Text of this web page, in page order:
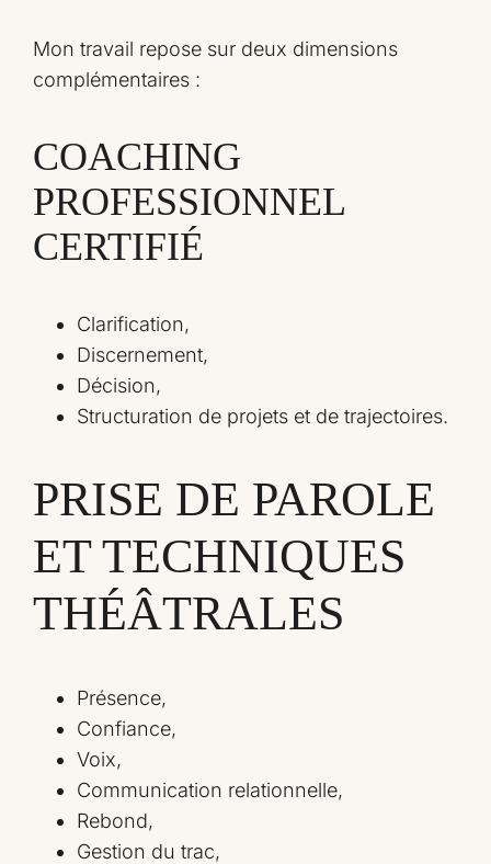
Mon travail repose sur deux dimensions
complémentaires :
COACHING
PROFESSIONNEL
CERTIFIÉ
Clarification,
Discernement,
Décision,
Structuration de projets et de trajectoires.
PRISE DE PAROLE
ET TECHNIQUES
THÉÂTRALES
Présence,
Confiance,
Voix,
Communication relationnelle,
Rebond,
Gestion du trac,